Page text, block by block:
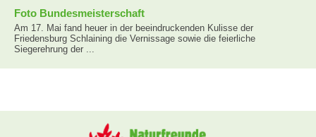
Foto Bundesmeisterschaft
Am 17. Mai fand heuer in der beeindruckenden Kulisse der
Friedensburg Schlaining die Vernissage sowie die feierliche
Siegerehrung der ...